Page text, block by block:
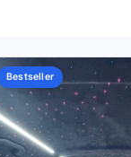
Bestseller